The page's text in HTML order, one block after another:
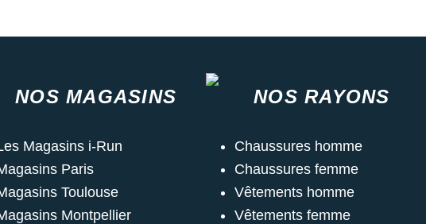
NOS MAGASINS
Magasins i-Run
Paris
Toulouse
Montpellier
NOS RAYONS
Chaussures homme
Chaussures femme
Vêtements homme
Vêtements femme